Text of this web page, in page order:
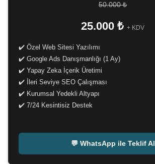
50.000 ₺
25.000 ₺ + KDV
✔️ Özel Web Sitesi Yazılımı
✔️ Google Ads Danışmanlığı (1 Ay)
✔️ Yapay Zeka İçerik Üretimi
✔️ İleri Seviye SEO Çalışması
✔️ Kurumsal Yedekli Altyapı
✔️ 7/24 Kesintisiz Destek
💬 WhatsApp ile Teklif Al